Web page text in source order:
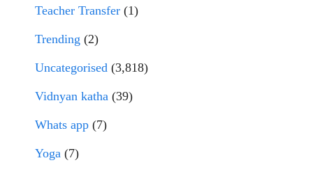
Teacher Transfer (1)
Trending (2)
Uncategorised (3,818)
Vidnyan katha (39)
Whats app (7)
Yoga (7)